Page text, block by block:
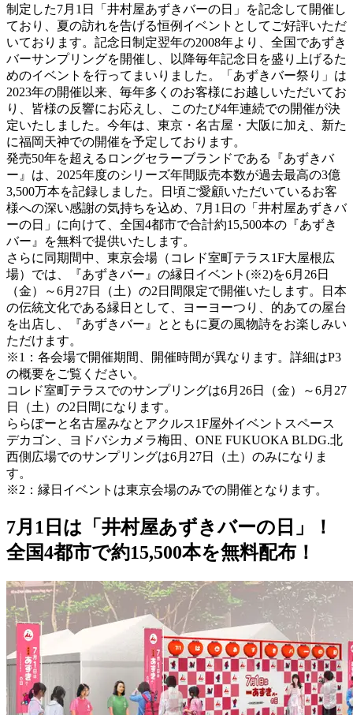
制定した7月1日「井村屋あずきバーの日」を記念して開催し
ており、夏の訪れを告げる恒例イベントとしてご好評いただ
いております。記念日制定翌年の2008年より、全国であずき
バーサンプリングを開催し、以降毎年記念日を盛り上げるた
めのイベントを行ってまいりました。「あずきバー祭り」は
2023年の開催以来、毎年多くのお客様にお越しいただいてお
り、皆様の反響にお応えし、このたび4年連続での開催が決
定いたしました。今年は、東京・名古屋・大阪に加え、新た
に福岡天神での開催を予定しております。
発売50年を超えるロングセラーブランドである『あずきバ
ー』は、2025年度のシリーズ年間販売本数が過去最高の3億
3,500万本を記録しました。日頃ご愛顧いただいているお客
様への深い感謝の気持ちを込め、7月1日の「井村屋あずきバ
ーの日」に向けて、全国4都市で合計約15,500本の『あずき
バー』を無料で提供いたします。
さらに同期間中、東京会場（コレド室町テラス1F大屋根広
場）では、『あずきバー』の縁日イベント(※2)を6月26日
（金）～6月27日（土）の2日間限定で開催いたします。日本
の伝統文化である縁日として、ヨーヨーつり、的あての屋台
を出店し、『あずきバー』とともに夏の風物詩をお楽しみい
ただけます。
※1：各会場で開催期間、開催時間が異なります。詳細はP3
の概要をご覧ください。
コレド室町テラスでのサンプリングは6月26日（金）～6月27
日（土）の2日間になります。
ららぽーと名古屋みなとアクルス1F屋外イベントスペース
デカゴン、ヨドバシカメラ梅田、ONE FUKUOKA BLDG.北
西側広場でのサンプリングは6月27日（土）のみになりま
す。
※2：縁日イベントは東京会場のみでの開催となります。
7月1日は「井村屋あずきバーの日」！
全国4都市で約15,500本を無料配布！